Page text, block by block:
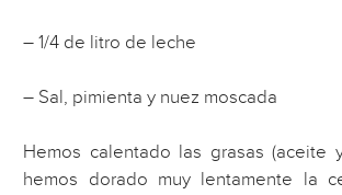
– 1/4 de litro de leche
– Sal, pimienta y nuez moscada
Hemos calentado las grasas (aceite
hemos dorado muy lentamente la